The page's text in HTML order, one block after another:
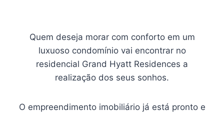
Quem deseja morar com conforto em um
luxuoso condomínio vai encontrar no
residencial Grand Hyatt Residences a
realização dos seus sonhos.
O empreendimento imobiliário já está pronto e